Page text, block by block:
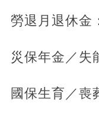
勞退月退休金
災保年金／失
國保生育／喪